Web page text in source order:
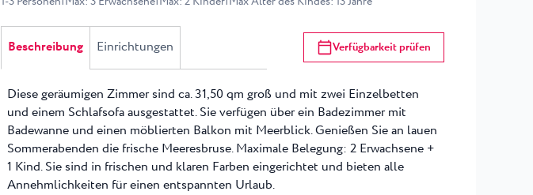
Beschreibung Einrichtungen Verfügbarkeit prüfen
Diese geräumigen Zimmer sind ca. 31,50 qm groß und mit zwei Einzelbetten
und einem Schlafsofa ausgestattet. Sie verfügen über ein Badezimmer mit
Badewanne und einen möblierten Balkon mit Meerblick. Genießen Sie an lauen
Sommerabenden die frische Meeresbruse. Maximale Belegung: 2 Erwachsene +
1 Kind. Sie sind in frischen und klaren Farben eingerichtet und bieten alle
Annehmlichkeiten für einen entspannten Urlaub.